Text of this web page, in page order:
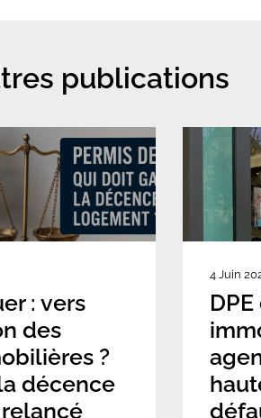
publications
: vers
des
?
décence
4 Juin